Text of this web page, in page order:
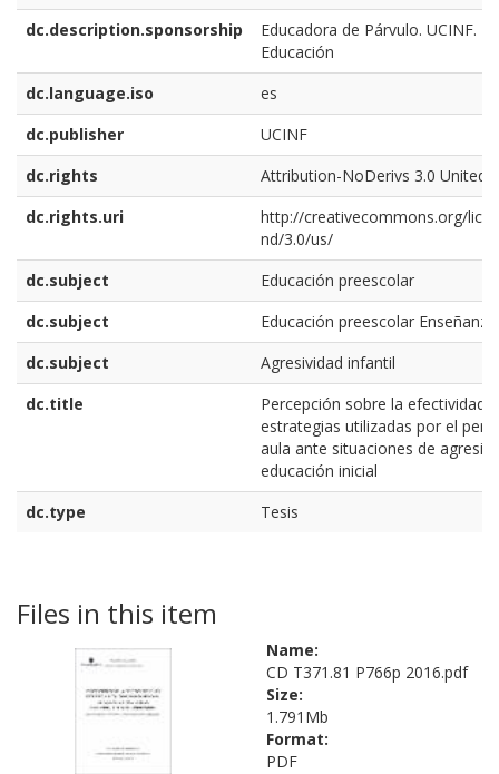
dc.description.sponsorship
Educadora de Párvulo. UCINF.
Educación
dc.language.iso
es
dc.publisher
UCINF
dc.rights
Attribution-NoDerivs 3.0 United
dc.rights.uri
http://creativecommons.org/
nd/3.0/us/
dc.subject
Educación preescolar
dc.subject
Educación preescolar Enseñanza
dc.subject
Agresividad infantil
dc.title
Percepción sobre la efectividad
estrategias utilizadas por el
aula ante situaciones de
educación inicial
dc.type
Tesis
Files in this item
Name:
CD T371.81 P766p 2016.pdf
Size:
1.791Mb
Format:
PDF